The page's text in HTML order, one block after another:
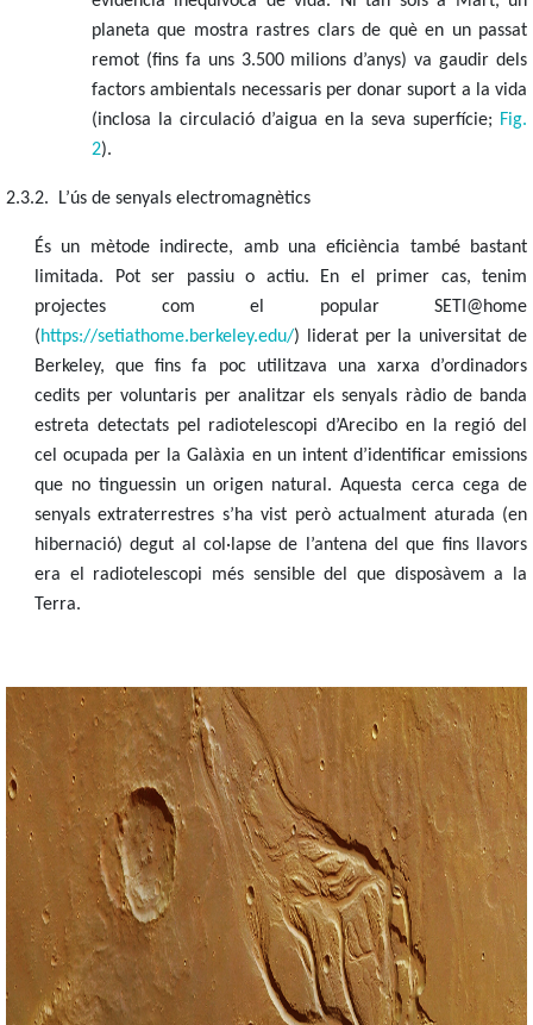
planeta que mostra rastres clars de què en un passat
remot (fins fa uns 3.500 milions d’anys) va gaudir dels
factors ambientals necessaris per donar suport a la vida
(inclosa la circulació d’aigua en la seva superfície; Fig.
2).
2.3.2. L’ús de senyals electromagnètics
És un mètode indirecte, amb una eficiència també bastant
limitada. Pot ser passiu o actiu. En el primer cas, tenim
projectes com el popular SETI@home
(https://setiathome.berkeley.edu/) liderat per la universitat de
Berkeley,que fins fa poc utilitzava una xarxa d’ordinadors
cedits per voluntaris per analitzar els senyals ràdio de banda
estreta detectats pel radiotelescopi d’Arecibo en la regió del
cel ocupada per la Galàxia en un intent d’identificar emissions
que no tinguessin un origen natural. Aquesta cerca cega de
senyals extraterrestres s’ha vist però actualment aturada (en
hibernació) degut al col·lapse de l’antena del que fins llavors
era el radiotelescopi més sensible del que disposàvem a la
Terra.